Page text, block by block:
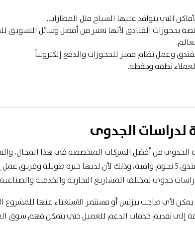
التي يتوافد عليها السياح مثل المطارات.
بحجوزات الفنادق لأنها تعتبر من أفضل وسائل التسويق
وعمل نظام مميز للحجوزات والدفع إلكترونياً
نطقه وحفظه.
لدراسات الجدوى
الجدوى من أفضل الشركات المتخصصة في هذا المجال،
الاعتماد عليها لتنفيذ دراسة جدوى مشروع فندق 5 نجوم وافية، وذلك لأن لديها خبرة طويلة
جدوى لمختلف المشاريع التجارية والخدمية
يمكن لأي صاحب بيزنس أو مستثمر الاستغناء عنها للمشروع
إلى تقديم خدمات الدعم للعميل حتي يتمكن فهم سوق